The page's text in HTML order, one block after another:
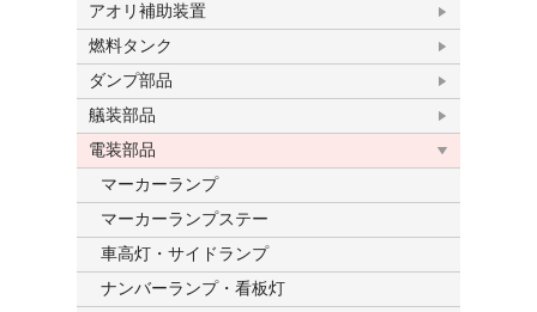
アオリ補助装置
燃料タンク
ダンプ部品
艤装部品
電装部品
マーカーランプ
マーカーランプステー
車高灯・サイドランプ
ナンバーランプ・看板灯